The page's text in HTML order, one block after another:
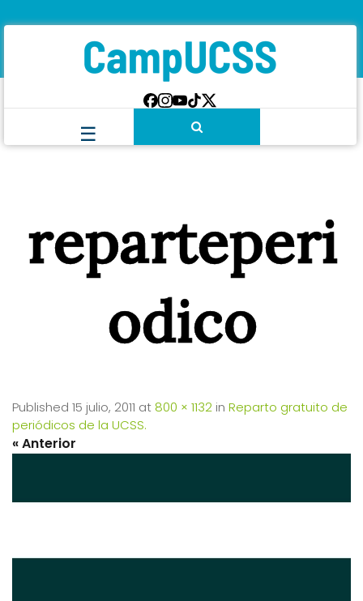
reparteperi
odico
Published 15 julio, 2011 at 800 × 1132 in Reparto gratuito de
periódicos de la UCSS.